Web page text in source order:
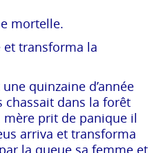
mortelle.
et transforma la
quinzaine d’année
chassait dans la forêt
prit de panique il
arriva et transforma
la queue sa femme et